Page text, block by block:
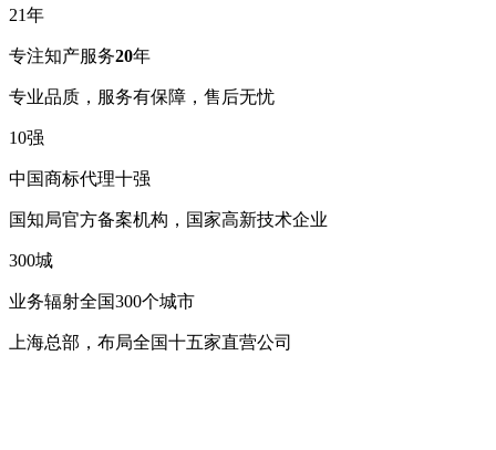
21年
专注知产服务20年
专业品质，服务有保障，售后无忧
10强
中国商标代理十强
国知局官方备案机构，国家高新技术企业
300城
业务辐射全国300个城市
上海总部，布局全国十五家直营公司